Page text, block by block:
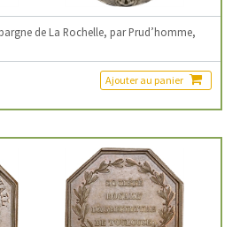
de La Rochelle, par Prud’homme,
Ajouter au panier